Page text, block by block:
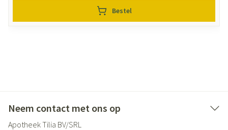
Bestel
Neem contact met ons op
Apotheek Tilia BV/SRL